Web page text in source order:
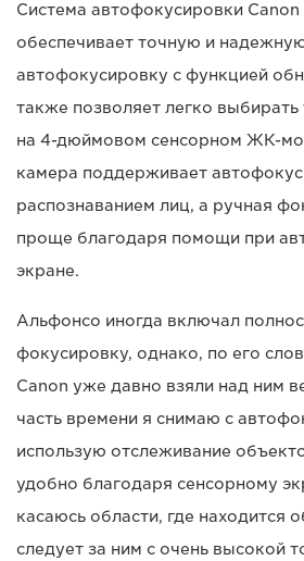
Система автофокусировки Canon
обеспечивает точную и
автофокусировку с функцией
также позволяет легко
на 4-дюймовом сенсорном ЖК-
камера поддерживает
распознаванием лиц, а ручная
проще благодаря помощи при
экране.
Альфонсо иногда включал
фокусировку, однако, по его
Canon уже давно взяли над ним
часть времени я снимаю с
использую отслеживание
удобно благодаря сенсорному
касаюсь области, где находится
следует за ним с очень высокой